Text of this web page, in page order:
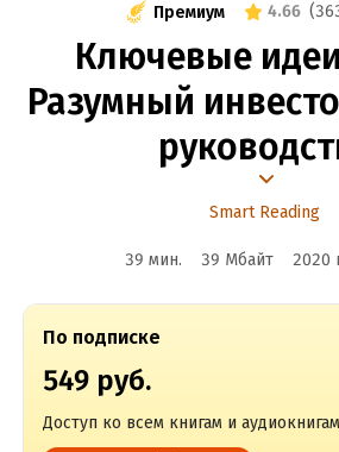
Премиум 4.66 (
Ключевые
Разумный
по
Smart Reading
39 мин. 39 Мбайт 2020
По подписке
549 руб.
Доступ ко всем книгам и